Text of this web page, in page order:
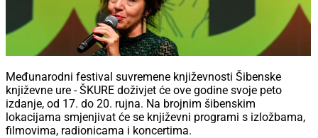
Međunarodni festival suvremene književnosti Šibenske
književne ure - ŠKURE doživjet će ove godine svoje peto
izdanje, od 17. do 20. rujna. Na brojnim šibenskim
lokacijama smjenjivat će se književni programi s izložbama,
filmovima, radionicama i koncertima.